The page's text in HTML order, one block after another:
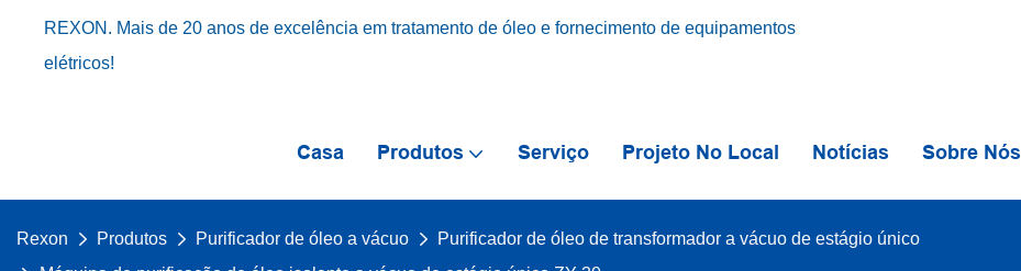
REXON. Mais de 20 anos de excelência em tratamento de óleo e fornecimento de equipamentos
elétricos!
Casa Produtos Serviço Projeto No Local Notícias Sobre Nós
Rexon Produtos Purificador de óleo a vácuo
Purificador de óleo de transformador a vácuo de estágio único